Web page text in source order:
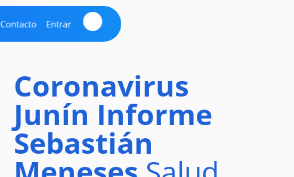
Contacto Entrar
Coronavirus
Junín Informe
Sebastián